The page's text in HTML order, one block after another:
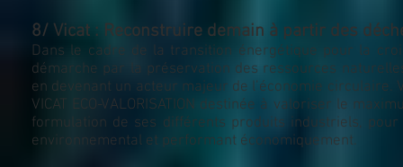
8/ Vicat : Reconstruire demain à partir des
Dans le cadre de la transition énergétique pour la
démarche par la préservation des ressources
en devenant un acteur majeur de l’économie circulaire.
VICAT ECO-VALORISATION destinée à valoriser le
formulation de ses différents produits industriels,
environnemental et performant économiquement.